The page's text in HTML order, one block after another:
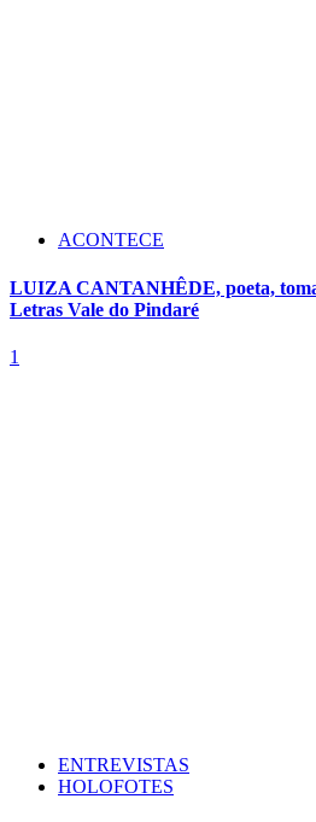
ACONTECE
LUIZA CANTANHÊDE, poeta, toma
Letras Vale do Pindaré
1
ENTREVISTAS
HOLOFOTES